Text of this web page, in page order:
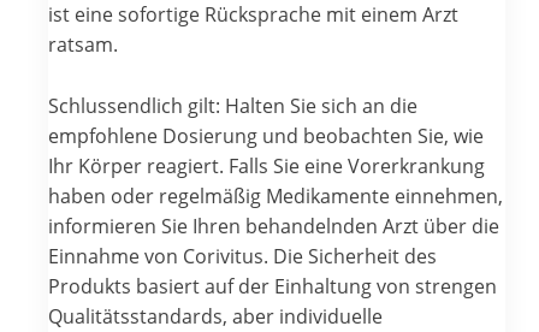
ist eine sofortige Rücksprache mit einem Arzt
ratsam.
Schlussendlich gilt: Halten Sie sich an die
empfohlene Dosierung und beobachten Sie, wie
Ihr Körper reagiert. Falls Sie eine Vorerkrankung
haben oder regelmäßig Medikamente einnehmen,
informieren Sie Ihren behandelnden Arzt über die
Einnahme von Corivitus. Die Sicherheit des
Produkts basiert auf der Einhaltung von strengen
Qualitätsstandards, aber individuelle